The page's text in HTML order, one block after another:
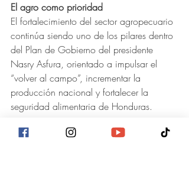
El agro como prioridad
El fortalecimiento del sector agropecuario
continúa siendo uno de los pilares dentro
del Plan de Gobierno del presidente
Nasry Asfura, orientado a impulsar el
“volver al campo”, incrementar la
producción nacional y fortalecer la
seguridad alimentaria de Honduras.
En ese sentido, el Gobierno mantiene